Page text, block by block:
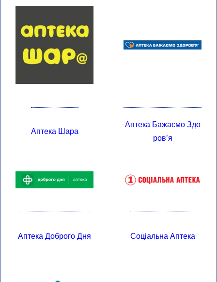
Аптека Шара
Аптека Бажаємо Здо
Ров’я
Аптека Доброго Дня Соціальна Аптека